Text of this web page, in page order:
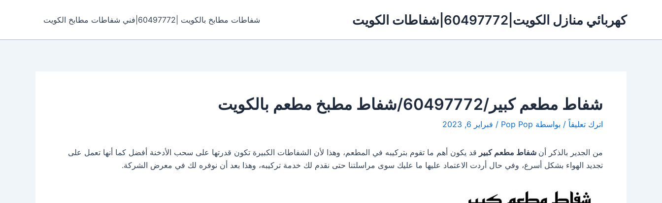
كهربائي منازل الكويت|60497772|شفاطات الكويت شفاطات مطابخ بالكويت |60497772|فني شفاطات مطابخ الكويت
شفاط مطعم كبير/60497772/شفاط مطبخ مطعم بالكويت
اترك تعليقاً / بواسطة Pop Pop
/ فبراير 6, 2023
من الجدير بالذكر أن شفاط مطعم كبير قد يكون أهم ما تقوم بتركيبه في المطعم، وهذا لأن الشفاطات الكبيرة تكون قدرتها على سحب الأدخنة أفضل كما أنها تعمل على
تجديد الهواء بشكل أسرع، وفي حال أردت الاعتماد عليها ما عليك سوى مراسلتنا حتى نقدم لك خدمة تركيبه، وهذا بعد أن نوفره لك في معرض الشركة.